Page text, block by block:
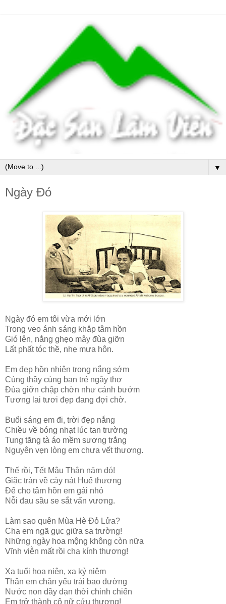
▼
Ngày Đó
Ngày đó em tôi vừa mới lớn
Trong veo ánh sáng khắp tâm hồn
Gió lên, nắng ghẹo mây đùa giỡn
Lất phất tóc thề, nhẹ mưa hôn.
Em đẹp hồn nhiên trong nắng sớm
Cùng thầy cùng bạn trẻ ngây thơ
Đùa giỡn chập chờn như cánh bướm
Tương lai tươi đẹp đang đợi chờ.
Buổi sáng em đi, trời đẹp nắng
Chiều về bóng nhạt lúc tan trường
Tung tăng tà áo mềm sương trắng
Nguyên vẹn lòng em chưa vết thương.
Thế rồi, Tết Mậu Thân năm đó!
Giặc tràn về cày nát Huế thương
Để cho tâm hồn em gái nhỏ
Nỗi đau sầu se sắt vấn vương.
Làm sao quên Mùa Hè Đỏ Lửa?
Cha em ngã gục giữa sa trường!
Những ngày hoa mộng không còn nữa
Vĩnh viễn mất rồi cha kính thương!
Xa tuổi hoa niên, xa kỷ niệm
Thân em chân yếu trải bao đường
Nước non dầy dạn thời chinh chiến
Em trở thành cô nữ cứu thương!